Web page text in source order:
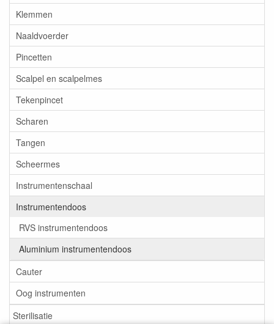
Klemmen
Naaldvoerder
Pincetten
Scalpel en scalpelmes
Tekenpincet
Scharen
Tangen
Scheermes
Instrumentenschaal
Instrumentendoos
RVS instrumentendoos
Aluminium instrumentendoos
Cauter
Oog instrumenten
Sterilisatie